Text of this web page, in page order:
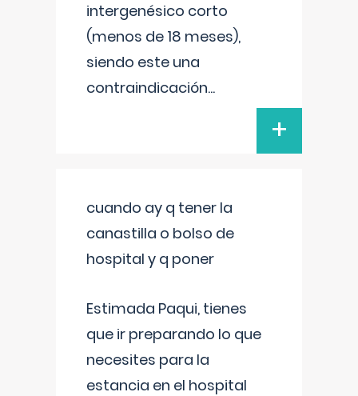
intergenésico corto
(menos de 18 meses),
siendo este una
contraindicación...
+
cuando ay q tener la
canastilla o bolso de
hospital y q poner
Estimada Paqui, tienes
que ir preparando lo que
necesites para la
estancia en el hospital